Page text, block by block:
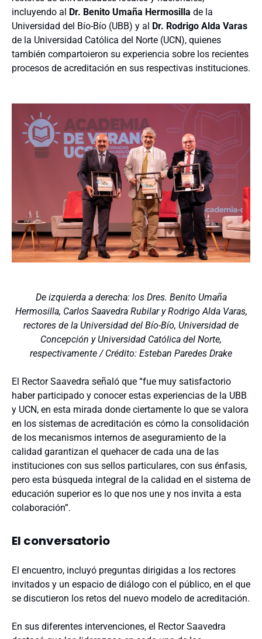
incluyendo al Dr. Benito Umaña Hermosilla de la
Universidad del Bío-Bío (UBB) y al Dr. Rodrigo Alda Varas
de la Universidad Católica del Norte (UCN), quienes
también compartoieron su experiencia sobre los recientes
procesos de acreditación en sus respectivas instituciones.
De izquierda a derecha: los Dres. Benito Umaña
Hermosilla, Carlos Saavedra Rubilar y Rodrigo Alda Varas,
rectores de la Universidad del Bío-Bío, Universidad de
Concepción y Universidad Católica del Norte,
respectivamente / Crédito: Esteban Paredes Drake
El Rector Saavedra señaló que “fue muy satisfactorio
haber participado y conocer estas experiencias de la UBB
y UCN, en esta mirada donde ciertamente lo que se valora
en los sistemas de acreditación es cómo la consolidación
de los mecanismos internos de aseguramiento de la
calidad garantizan el quehacer de cada una de las
instituciones con sus sellos particulares, con sus énfasis,
pero esta búsqueda integral de la calidad en el sistema de
educación superior es lo que nos une y nos invita a esta
colaboración”.
El conversatorio
El encuentro, incluyó preguntas dirigidas a los rectores
invitados y un espacio de diálogo con el público, en el que
se discutieron los retos del nuevo modelo de acreditación.
En sus diferentes intervenciones, el Rector Saavedra